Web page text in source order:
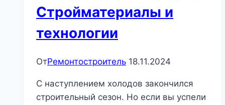
Стройматериалы и
технологии
ОтРемонтостроитель 18.11.2024
С наступлением холодов закончился
строительный сезон. Но если вы успели